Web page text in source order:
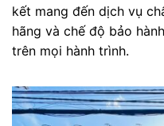
kết mang đến dịch vụ
hãng và chế độ bảo
trên mọi hành trình.